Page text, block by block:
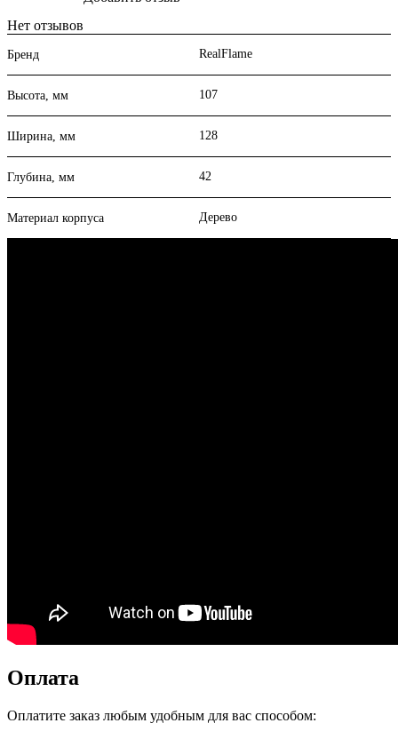
Нет отзывов
Бренд RealFlame
Высота, мм 107
Ширина, мм 128
Глубина, мм 42
Материал корпуса Дерево
Оплата
Оплатите заказ любым удобным для вас способом: